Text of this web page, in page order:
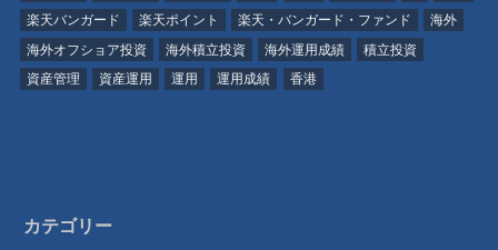
楽天バンガード
楽天ポイント 楽天・バンガード・ファンド
海外
海外オフショア投資
海外積立投資 海外運用成績
積立投資
資産管理
資産運用 運用 運用成績 香港
カテゴリー